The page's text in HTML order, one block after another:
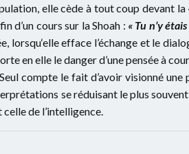
elle cède à tout coup devant la
d’un cours sur la Shoah : « Tu n’y
lorsqu‘elle efface l’échange et le
en elle le danger d’une pensée à
compte le fait d’avoir visionné une
se réduisant le plus souvent
de l’intelligence.